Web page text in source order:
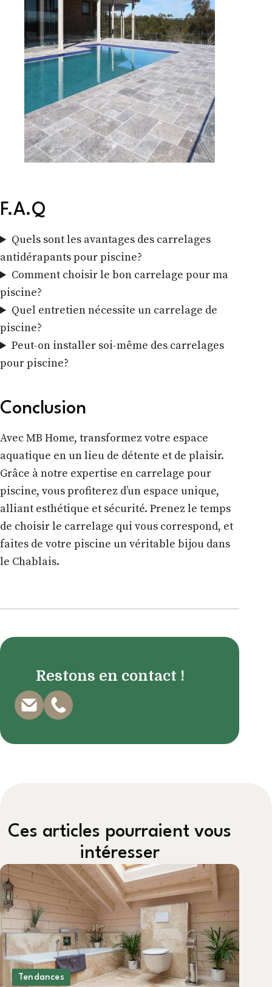
F.A.Q
Quels sont les avantages des carrelages
antidérapants pour piscine?
Comment choisir le bon carrelage pour ma
piscine?
Quel entretien nécessite un carrelage de
piscine?
Peut-on installer soi-même des carrelages
pour piscine?
Conclusion
Avec MB Home, transformez votre espace
aquatique en un lieu de détente et de plaisir.
Grâce à notre expertise en carrelage pour
piscine, vous profiterez d’un espace unique,
alliant esthétique et sécurité. Prenez le temps
de choisir le carrelage qui vous correspond, et
faites de votre piscine un véritable bijou dans
le Chablais.
Restons en contact !
Ces articles pourraient vous
intéresser
Tendances